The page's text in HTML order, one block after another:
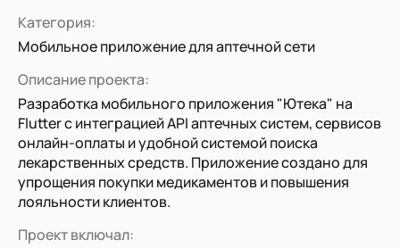
Категория:
Мобильное приложение для аптечной сети
Описание проекта:
Разработка мобильного приложения "Ютека" на
Flutter с интеграцией API аптечных систем, сервисов
онлайн-оплаты и удобной системой поиска
лекарственных средств. Приложение создано для
упрощения покупки медикаментов и повышения
лояльности клиентов.
Проект включал: